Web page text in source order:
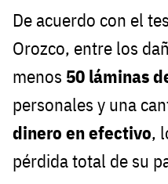
De acuerdo con el
Orozco, entre los
menos 50 láminas
personales y una
dinero en efectivo,
pérdida total de su